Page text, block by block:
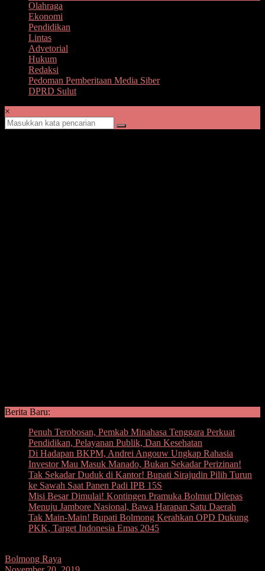
Olahraga
Ekonomi
Pendidikan
Lintas
Advetorial
Hukum
Redaksi
Pedoman Pemberitaan Media Siber
DPRD Sulut
×
Berita Baru:
Penuh Terobosan, Pemkab Minahasa Tenggara Perkuat
Pendidikan, Pelayanan Publik, Dan Kesehatan
Di Hadapan BKPM, Andrei Angouw Ungkap Rahasia
Investor Mau Masuk Manado, Bukan Sekadar Perizinan!
Tak Sekadar Duduk di Kantor! Bupati Sirajudin Pilih Turun
ke Sawah Saat Panen Padi IPB 15S
Misi Besar Dimulai! Kontingen Pramuka Bolmut Dilepas
Menuju Jambore Nasional, Bawa Harapan Satu Daerah
Tak Main-Main! Bupati Bolmong Kerahkan OPD Dukung
PKK, Target Indonesia Emas 2045
Bolmong Raya